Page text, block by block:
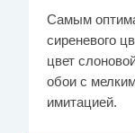
Самым
сиреневого
цвет
обои с
имитацией.